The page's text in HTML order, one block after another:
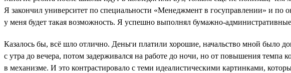
Я закончил университет по специальности «Менеджмент в госуправлении» и по
у меня будет такая возможность. Я успешно выполнял бумажно-
Казалось бы, всё шло отлично. Деньги платили хорошие, начальство мной было
с утра до вечера, потом задерживался на работе до ночи, но от повышения темпа
в механизме. И это контрастировало с теми идеалистическими картинками,